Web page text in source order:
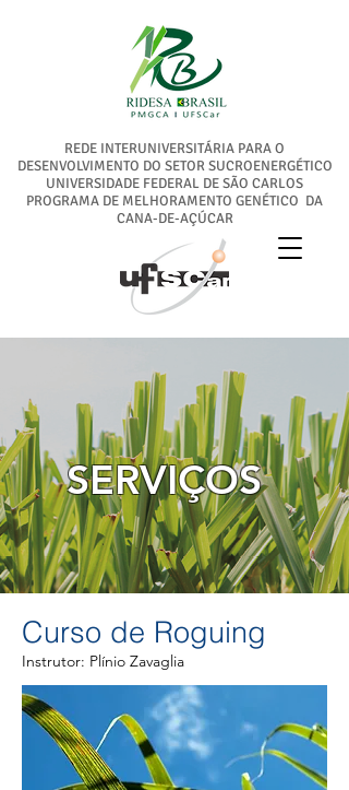
REDE INTERUNIVERSITÁRIA PARA O
DESENVOLVIMENTO DO SETOR SUCROENERGÉTICO
UNIVERSIDADE FEDERAL DE SÃO CARLOS
PROGRAMA DE MELHORAMENTO GENÉTICO DA
CANA-DE-AÇÚCAR
SERVIÇOS
Curso de Roguing
Instrutor: Plínio Zavaglia